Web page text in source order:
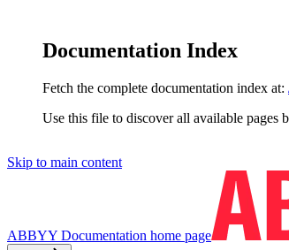
Documentation Index
Fetch the complete documentation index at:
Use this file to discover all available pages
Skip to main content
ABBYY Documentation home page